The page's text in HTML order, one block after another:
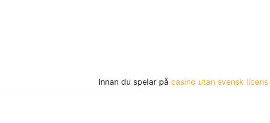
Innan du spelar på casino utan svensk licens